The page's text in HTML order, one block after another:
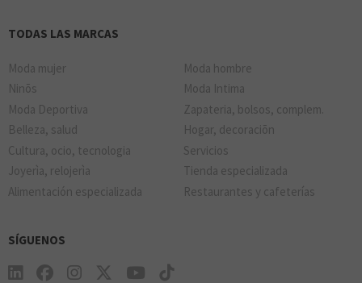
TODAS LAS MARCAS
Moda mujer
Moda hombre
Ninõs
Moda Intima
Moda Deportiva
Zapateria, bolsos, complem.
Belleza, salud
Hogar, decoraciõn
Cultura, ocio, tecnologia
Servicios
Joyerìa, relojerìa
Tienda especializada
Alimentación especializada
Restaurantes y cafeterías
SÍGUENOS